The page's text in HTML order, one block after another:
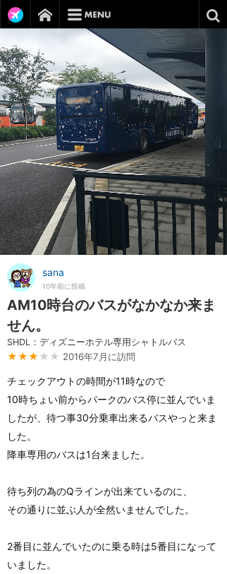
sana
10年前に投稿
AM10時台のバスがなかなか来ま
せん。
SHDL：ディズニーホテル専用シャトルバス
★★★ ★★ 2016年7月に訪問
チェックアウトの時間が11時なので
10時ちょい前からパークのバス停に並んでいま
したが、待つ事30分乗車出来るバスやっと来ま
した。
降車専用のバスは1台来ました。
待ち列の為のQラインが出来ているのに、
その通りに並ぶ人が全然いませんでした。
2番目に並んでいたのに乗る時は5番目になって
いました。